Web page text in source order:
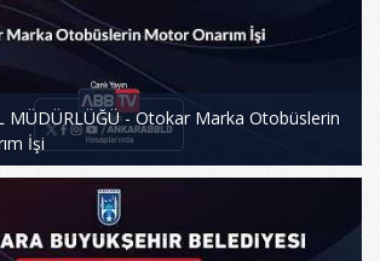
MÜDÜRLÜĞÜ - Otokar Marka Otobüslerin
İşi